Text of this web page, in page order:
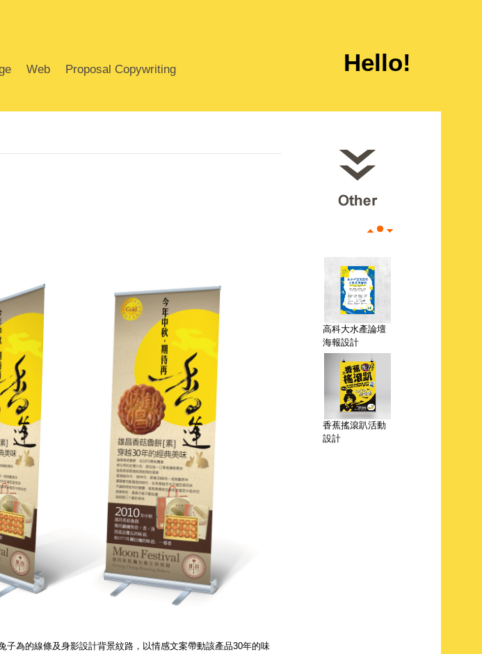
Web Proposal Copywriting Hello!
為的線條及身影設計背景紋路，以情感文案帶動該產品30年的味
高科大水產論壇
海報設計
香蕉搖滾趴活動
設計